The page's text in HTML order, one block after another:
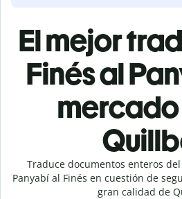
El mejor
Finés al
mercado
Traduce documentos enteros
Panyabí al Finés en cuestión de
gran calidad de